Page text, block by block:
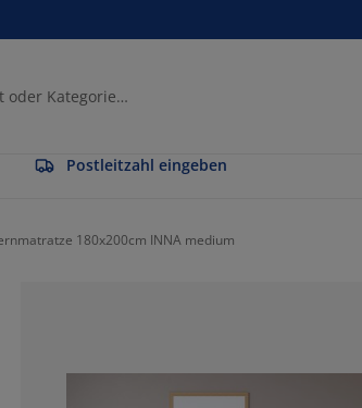
Postleitzahl eingeben
180x200cm INNA medium